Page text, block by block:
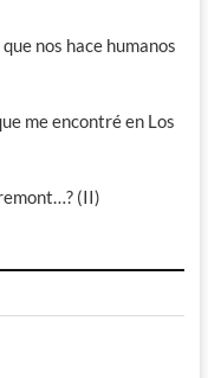
nos hace humanos
me encontré en Los
(II)